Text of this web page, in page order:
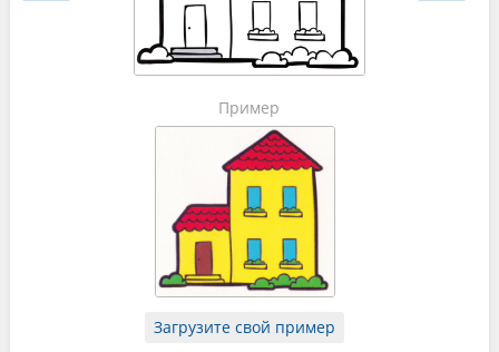
Пример
Загрузите свой пример